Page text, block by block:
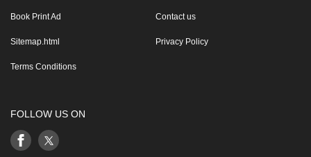
Book Print Ad Contact us
Sitemap.html Privacy Policy
Terms Conditions
FOLLOW US ON